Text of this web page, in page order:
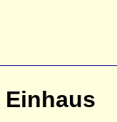
Einhaus